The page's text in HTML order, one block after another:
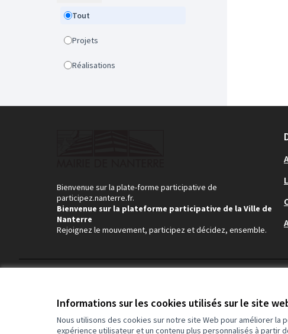
Informations sur les cookies utilisés sur le site
Nous utilisons des cookies sur notre site Web pour améliorer
expérience utilisateur et un contenu plus personnalisés à partir
Tout
Projets
Réalisations
Bienvenue sur la plate-forme participative de
participez.nanterre.fr.
Bienvenue sur la plateforme participative de la Ville de
Nanterre
Rejoignez le mouvement, participez et décidez, ensemble.